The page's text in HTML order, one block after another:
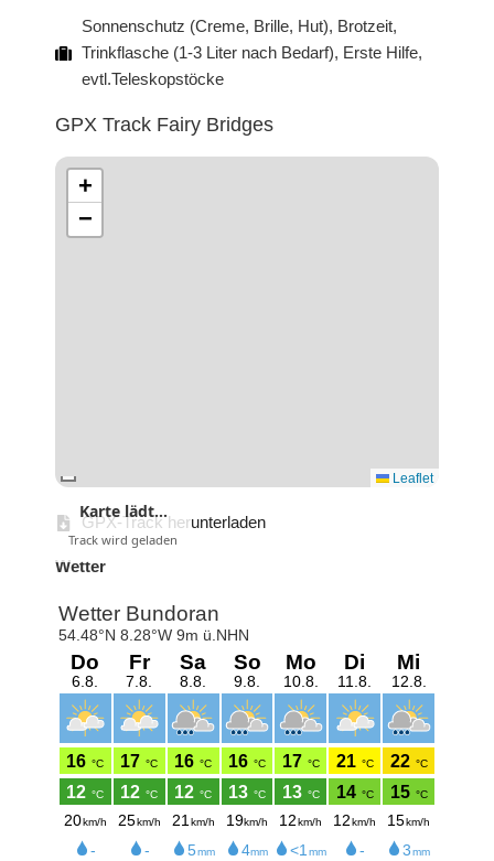
Sonnenschutz (Creme, Brille, Hut), Brotzeit,
Trinkflasche (1-3 Liter nach Bedarf), Erste Hilfe,
evtl.Teleskopstöcke
GPX Track Fairy Bridges
+
−
Leaflet
Karte lädt…
Track wird geladen
GPX-Track herunterladen
Wetter